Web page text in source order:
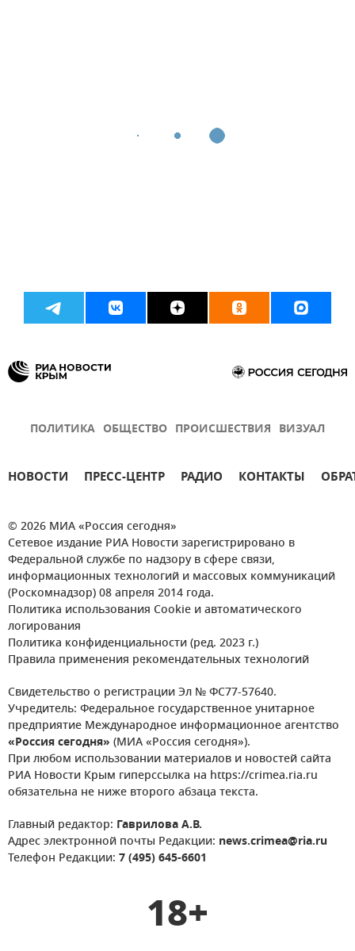
ПОЛИТИКА ОБЩЕСТВО ПРОИСШЕСТВИЯ ВИЗУАЛ
НОВОСТИ ПРЕСС-ЦЕНТР РАДИО КОНТАКТЫ
© 2026 МИА «Россия сегодня»
Сетевое издание РИА Новости зарегистрировано в
Федеральной службе по надзору в сфере связи,
информационных технологий и массовых коммуникаций
(Роскомнадзор) 08 апреля 2014 года.
Политика использования Cookie и автоматического
логирования
Политика конфиденциальности (ред. 2023 г.)
Правила применения рекомендательных технологий
Свидетельство о регистрации Эл № ФС77-57640.
Учредитель: Федеральное государственное унитарное
предприятие Международное информационное агентство
«Россия сегодня» (МИА «Россия сегодня»).
При любом использовании материалов и новостей сайта
РИА Новости Крым гиперссылка на https://crimea.ria.ru
обязательна не ниже второго абзаца текста.
Главный редактор: Гаврилова А.В.
Адрес электронной почты Редакции: news.crimea@ria.ru
Телефон Редакции: 7 (495) 645-6601
18+